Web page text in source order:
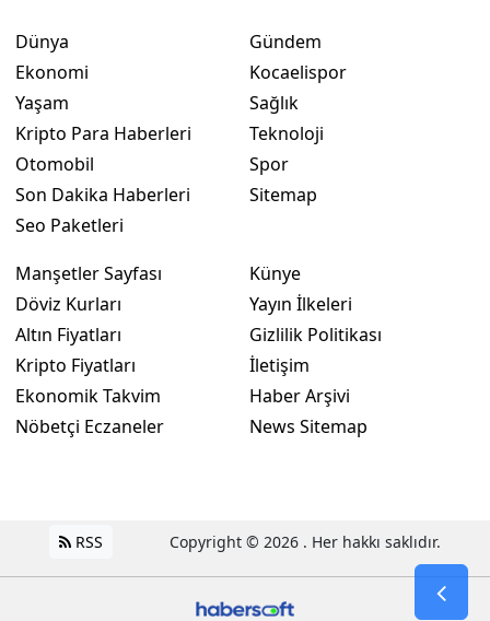
Dünya
Ekonomi
Yaşam
Kripto Para Haberleri
Otomobil
Son Dakika Haberleri
Seo Paketleri
Gündem
Kocaelispor
Sağlık
Teknoloji
Spor
Sitemap
Manşetler Sayfası
Döviz Kurları
Altın Fiyatları
Kripto Fiyatları
Ekonomik Takvim
Nöbetçi Eczaneler
Künye
Yayın İlkeleri
Gizlilik Politikası
İletişim
Haber Arşivi
News Sitemap
RSS Copyright © 2026 . Her hakkı saklıdır.